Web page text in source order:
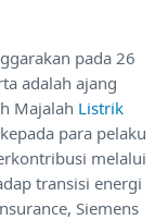
pada 26
adalah ajang
Majalah Listrik
para pelaku
melalui
transisi energi
Siemens